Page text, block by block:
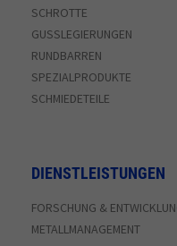
SCHROTTE
GUSSLEGIERUNGEN
RUNDBARREN
SPEZIALPRODUKTE
SCHMIEDETEILE
DIENSTLEISTUNGEN
FORSCHUNG &
METALLMANAGEMENT